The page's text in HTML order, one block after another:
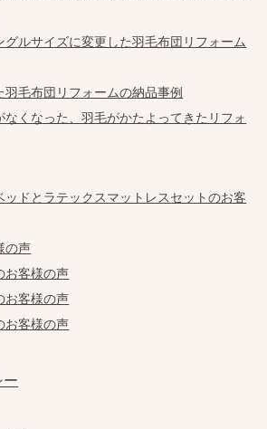
グルサイズに変更した羽毛布団リフォーム
毛布団リフォームの納品事例
なくなった、羽毛がかたよってきたリフォ
ッドとラテックスマットレスセットのお客
の声
お客様の声
お客様の声
お客様の声
ー